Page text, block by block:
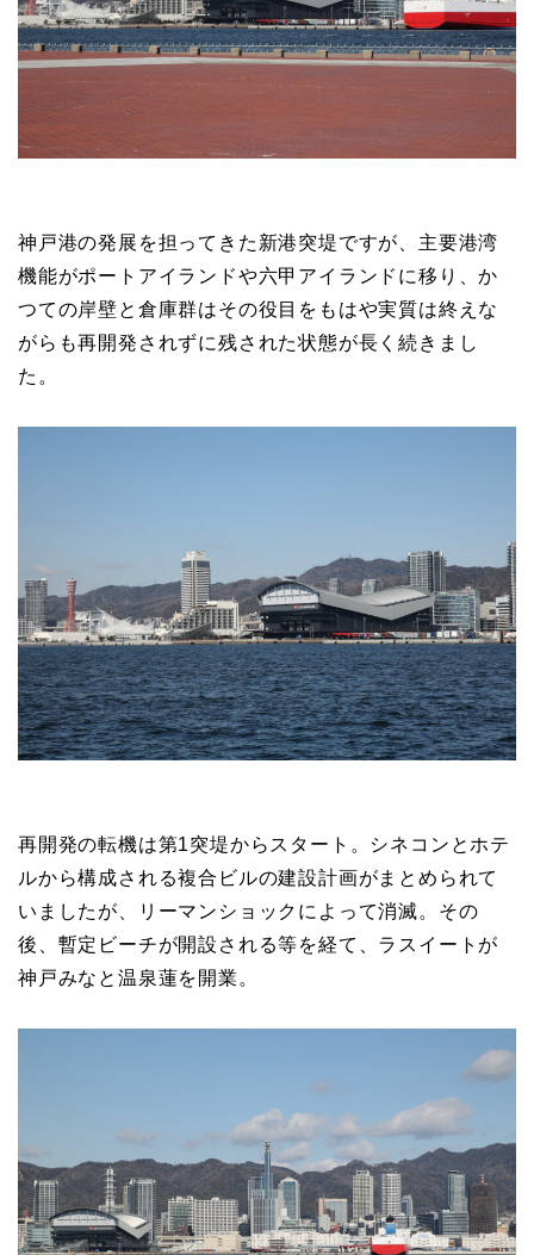
神戸港の発展を担ってきた新港突堤ですが、主要港湾
機能がポートアイランドや六甲アイランドに移り、か
つての岸壁と倉庫群はその役目をもはや実質は終えな
がらも再開発されずに残された状態が長く続きまし
た。
再開発の転機は第1突堤からスタート。シネコンとホテ
ルから構成される複合ビルの建設計画がまとめられて
いましたが、リーマンショックによって消滅。その
後、暫定ビーチが開設される等を経て、ラスイートが
神戸みなと温泉蓮を開業。